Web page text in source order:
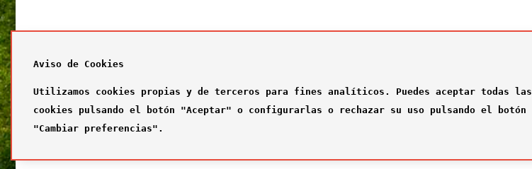
Aviso de Cookies
Utilizamos cookies propias y de terceros para fines analíticos. Puedes aceptar todas las
cookies pulsando el botón "Aceptar" o configurarlas o rechazar su uso pulsando el botón
"Cambiar preferencias".